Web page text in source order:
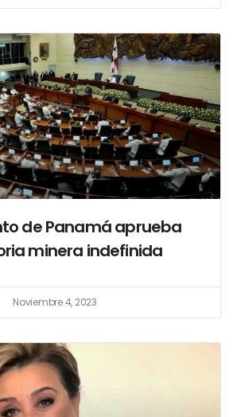
de Panamá aprueba
minera indefinida
Noviembre 4, 2023